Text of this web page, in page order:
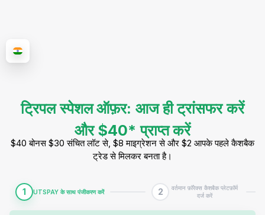
ट्रिपल स्पेशल ऑफ़र: आज ही ट्रांसफर करें
और $40* प्राप्त करें
$40 बोनस $30 संचित लॉट से, $8 माइग्रेशन से और $2 आपके पहले कैशबैक
ट्रेड से मिलकर बनता है।
1 UTSPAY के साथ पंजीकरण करें 2
वर्तमान फ़ॉरेक्स कैशबैक प्लेटफ़ॉर्म
दर्ज करें